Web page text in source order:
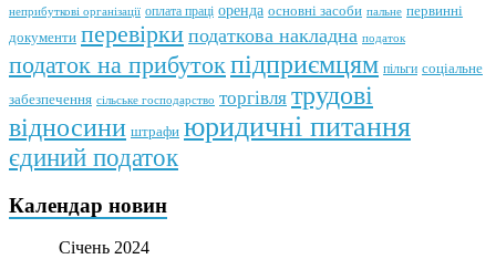
неприбуткові організації оплата праці оренда основні засоби пальне первинні
документи перевірки податкова накладна податок
податок на прибуток підприємцям пільги соціальне
забезпечення сільське господарство торгівля трудові
відносини штрафи юридичні питання
єдиний податок
Календар новин
Січень 2024